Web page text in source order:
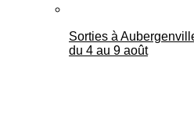
Sorties à
du 4 au 9 août